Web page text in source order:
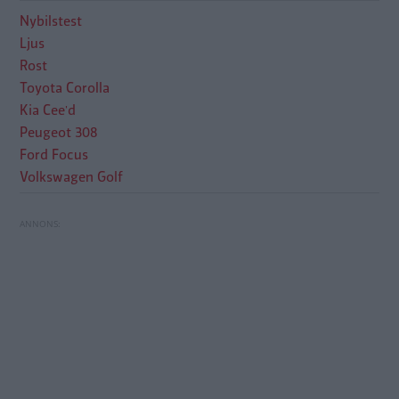
Nybilstest
Ljus
Rost
Toyota Corolla
Kia Cee'd
Peugeot 308
Ford Focus
Volkswagen Golf